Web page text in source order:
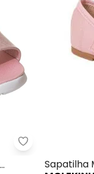
Molekinha -
Sapatilha